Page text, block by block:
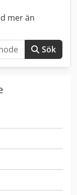
mer än
Sök